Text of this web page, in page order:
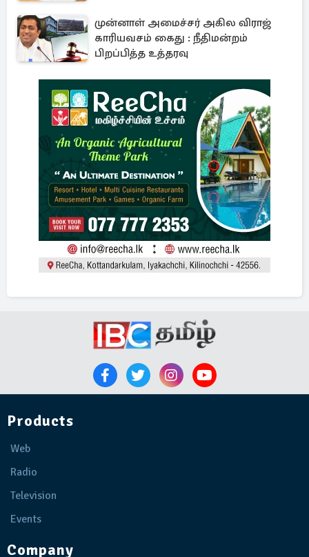
முன்னாள் அமைச்சர் அகில விராஜ்
காரியவசம் கைது : நீதிமன்றம்
பிறப்பித்த உத்தரவு
Products
Web
Radio
Television
Events
Company